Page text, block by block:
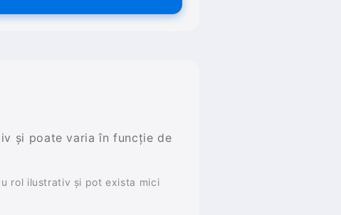
și poate varia în funcție de
rol ilustrativ și pot exista mici